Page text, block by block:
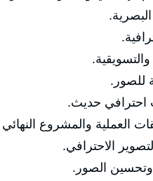
والتسويقية.
للصور.
احترافي حديث.
العملية والمشروع النهائي
الاحترافي.
الصور.